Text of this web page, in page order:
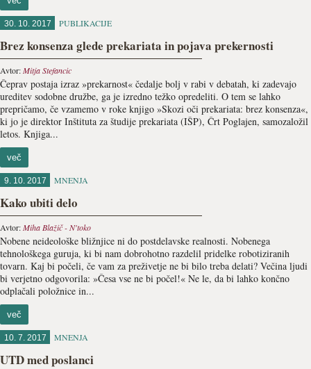
30. 10. 2017 PUBLIKACIJE
Brez konsenza glede prekariata in pojava prekernosti
Avtor:Mitja Stefancic
Čeprav postaja izraz »prekarnost« čedalje bolj v rabi v debatah, ki zadevajo
ureditev sodobne družbe, ga je izredno težko opredeliti. O tem se lahko
prepričamo, če vzamemo v roke knjigo »Skozi oči prekariata: brez konsenza«,
ki jo je direktor Inštituta za študije prekariata (IŠP), Črt Poglajen, samozaložil
letos. Knjiga...
več
9. 10. 2017 MNENJA
Kako ubiti delo
Avtor:Miha Blažič - N'toko
Nobene neideološke bližnjice ni do postdelavske realnosti. Nobenega
tehnološkega guruja, ki bi nam dobrohotno razdelil pridelke robotiziranih
tovarn. Kaj bi počeli, če vam za preživetje ne bi bilo treba delati? Večina ljudi
bi verjetno odgovorila: »Česa vse ne bi počel!« Ne le, da bi lahko končno
odplačali položnice in...
več
10. 7. 2017 MNENJA
UTD med poslanci